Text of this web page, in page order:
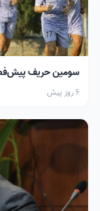
سومین حریف
6 روز پیش